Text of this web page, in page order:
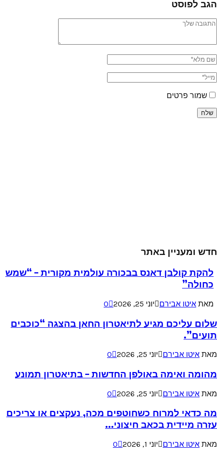
הגב לפוסט
שמור פרטים
חדש ומעניין באתר
להקת קולבן דאנס בבכורה עולמית מקורית – “שמש
כחולה”
מאת איטו אבירם יוני 25, 2026 0
שלום עליכם מגיע לתיאטרון החאן בהצגה “כוכבים
תועים”.
מאת איטו אבירם יוני 25, 2026 0
מהומה ואימה באולפן החדשות – בתיאטרון תמונע
מאת איטו אבירם יוני 25, 2026 0
מה כדאי למרוח כשחוטפים מכה, נעקצים או צריכים
עזרה מיידית בכאב חיצוני...
מאת איטו אבירם יוני 1, 2026 0